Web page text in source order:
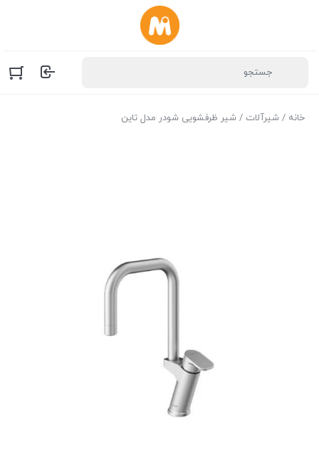
خانه / شیرآلات / شیر ظرفشویی شودر مدل تاین